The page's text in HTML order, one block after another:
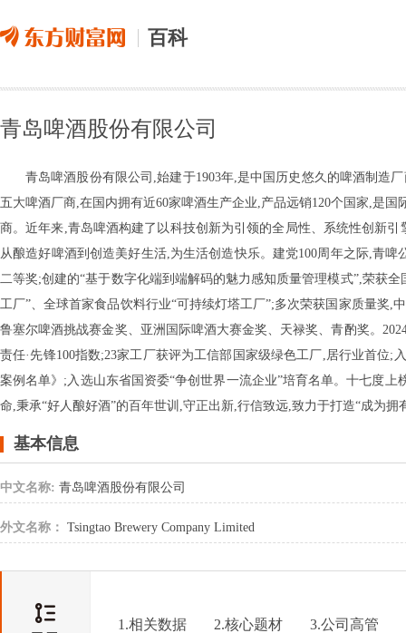
百科
青岛啤酒股份有限公司
青岛啤酒股份有限公司,始建于1903年,是中国历史悠久的啤酒制造
五大啤酒厂商,在国内拥有近60家啤酒生产企业,产品远销120个国家,是
商。近年来,青岛啤酒构建了以科技创新为引领的全局性、系统性创新
从酿造好啤酒到创造美好生活,为生活创造快乐。建党100周年之际,青
二等奖;创建的“基于数字化端到端解码的魅力感知质量管理模式”,荣获
工厂”、全球首家食品饮料行业“可持续灯塔工厂”;多次荣获国家质量奖
鲁塞尔啤酒挑战赛金奖、亚洲国际啤酒大赛金奖、天禄奖、青酌奖。
责任·先锋100指数;23家工厂获评为工信部国家级绿色工厂,居行业首位
案例名单》;入选山东省国资委“争创世界一流企业”培育名单。十七度
命,秉承“好人酿好酒”的百年世训,守正出新,行信致远,致力于打造“成为
基本信息
中文名称: 青岛啤酒股份有限公司
外文名称： Tsingtao Brewery Company Limited
1.相关数据 2.核心题材 3.公司高管